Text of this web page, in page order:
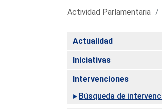
Actividad Parlamentaria
Actualidad
Iniciativas
Intervenciones
Búsqueda de